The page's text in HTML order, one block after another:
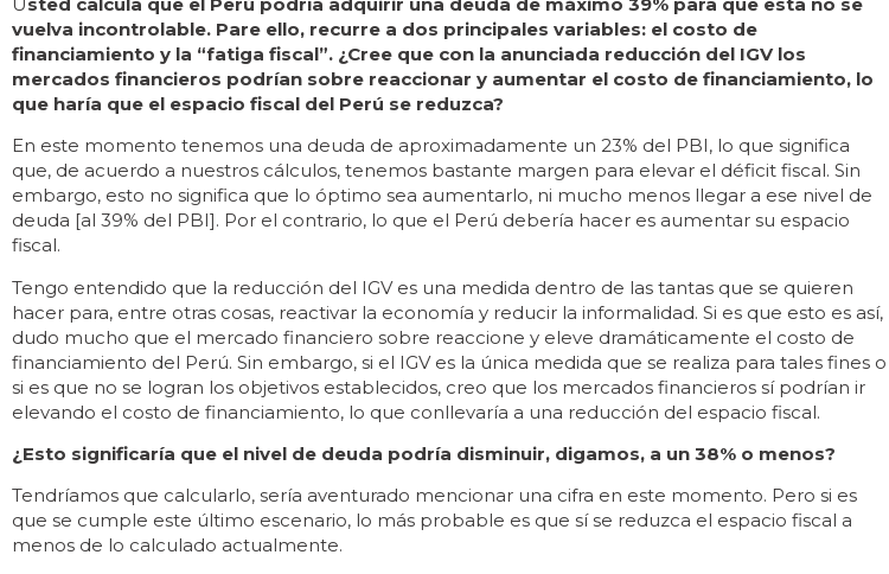
vuelva incontrolable. Pare ello, recurre a dos principales variables: el costo de
financiamiento y la “fatiga fiscal”. ¿Cree que con la anunciada reducción del IGV los
mercados financieros podrían sobre reaccionar y aumentar el costo de financiamiento, lo
que haría que el espacio fiscal del Perú se reduzca?
En este momento tenemos una deuda de aproximadamente un 23% del PBI, lo que significa
que, de acuerdo a nuestros cálculos, tenemos bastante margen para elevar el déficit fiscal. Sin
embargo, esto no significa que lo óptimo sea aumentarlo, ni mucho menos llegar a ese nivel de
deuda [al 39% del PBI]. Por el contrario, lo que el Perú debería hacer es aumentar su espacio
fiscal.
Tengo entendido que la reducción del IGV es una medida dentro de las tantas que se quieren
hacer para, entre otras cosas, reactivar la economía y reducir la informalidad. Si es que esto es así,
dudo mucho que el mercado financiero sobre reaccione y eleve dramáticamente el costo de
financiamiento del Perú. Sin embargo, si el IGV es la única medida que se realiza para tales fines o
si es que no se logran los objetivos establecidos, creo que los mercados financieros sí podrían ir
elevando el costo de financiamiento, lo que conllevaría a una reducción del espacio fiscal.
¿Esto significaría que el nivel de deuda podría disminuir, digamos, a un 38% o menos?
Tendríamos que calcularlo, sería aventurado mencionar una cifra en este momento. Pero si es
que se cumple este último escenario, lo más probable es que sí se reduzca el espacio fiscal a
menos de lo calculado actualmente.